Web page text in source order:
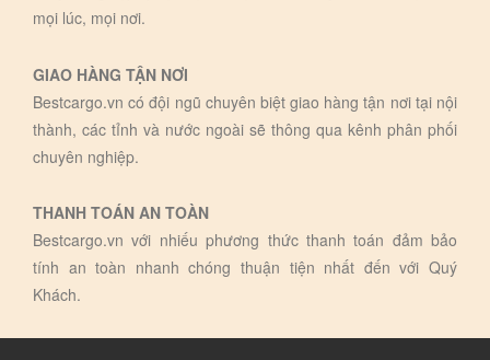
mọi lúc, mọi nơi.
GIAO HÀNG TẬN NƠI
Bestcargo.vn có đội ngũ chuyên biệt giao hàng tận nơi tại nội
thành, các tỉnh và nước ngoài sẽ thông qua kênh phân phối
chuyên nghiệp.
THANH TOÁN AN TOÀN
Bestcargo.vn với nhiếu phương thức thanh toán đảm bảo
tính an toàn nhanh chóng thuận tiện nhất đến với Quý
Khách.